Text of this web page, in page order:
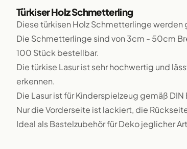
Türkiser Holz Schmetterling
Diese türkisen Holz Schmetterlinge
Die Schmetterlinge sind von 3cm - 50cm
100 Stück bestellbar.
Die türkise Lasur ist sehr hochwertig und
erkennen.
Die Lasur ist für Kinderspielzeug gemäß
Nur die Vorderseite ist lackiert, die
Ideal als Bastelzubehör für Deko jeglicher